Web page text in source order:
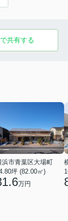
共有する
浜市青葉区大場町
坪 (82.00㎡)
万円